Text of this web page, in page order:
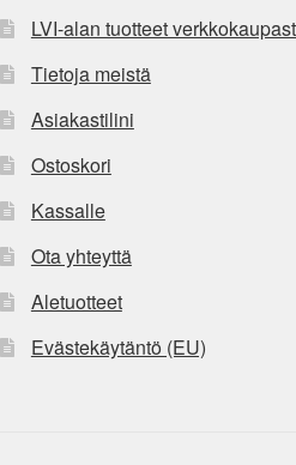
LVI-alan tuotteet
Tietoja meistä
Asiakastilini
Ostoskori
Kassalle
Ota yhteyttä
Aletuotteet
Evästekäytäntö (EU)